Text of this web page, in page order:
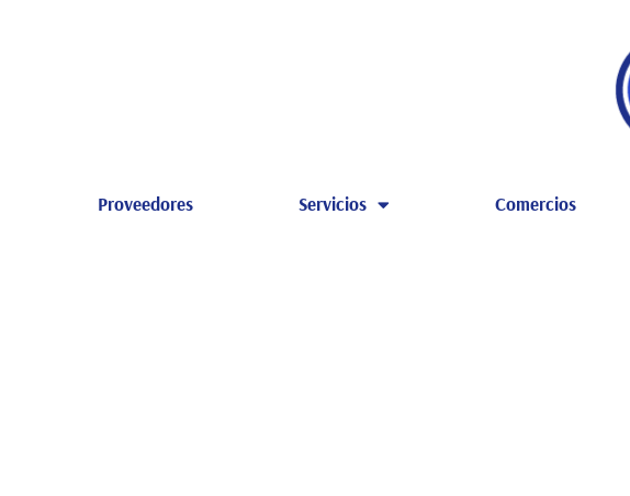
Proveedores Servicios Comercios